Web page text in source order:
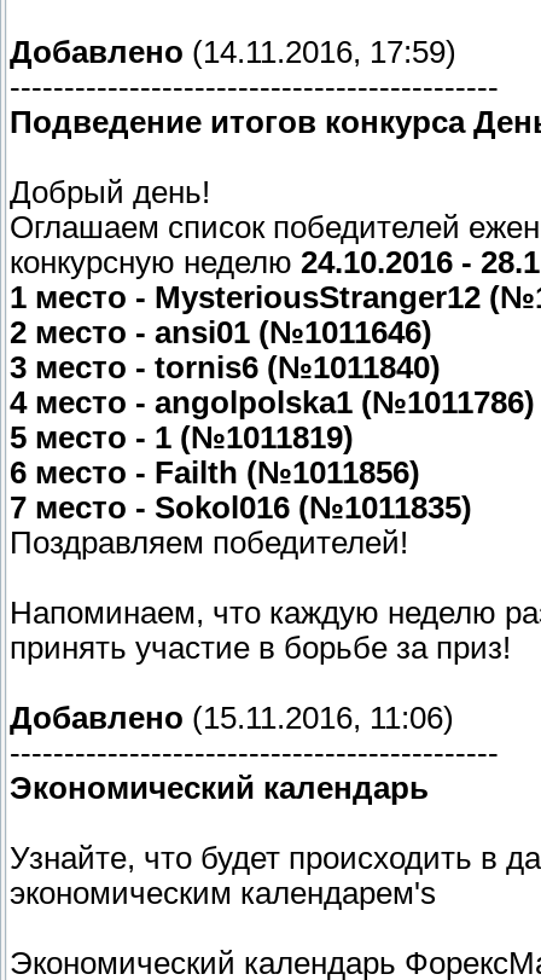
Добавлено (14.11.2016, 17:59)
---------------------------------------------
Подведение итогов конкурса
Добрый день!
Оглашаем список победителей
конкурсную неделю 24.10.2016 -
1 место - MysteriousStranger12
2 место - ansi01 (№1011646)
3 место - tornis6 (№1011840)
4 место - angolpolska1 (№1011786)
5 место - 1 (№1011819)
6 место - Failth (№1011856)
7 место - Sokol016 (№1011835)
Поздравляем победителей!
Напоминаем, что каждую неделю
принять участие в борьбе за приз!
Добавлено (15.11.2016, 11:06)
---------------------------------------------
Экономический календарь
Узнайте, что будет происходить в
экономическим календарем's
Экономический календарь